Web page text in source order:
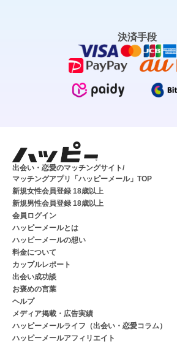
決済手段
出会い・恋愛のマッチングサイト/
マッチングアプリ「ハッピーメール」TOP
新規女性会員登録 18歳以上
新規男性会員登録 18歳以上
会員ログイン
ハッピーメールとは
ハッピーメールの想い
料金について
カップルレポート
出会い成功談
お褒めの言葉
ヘルプ
メディア掲載・広告実績
ハッピーメールライフ（出会い・恋愛コラム）
ハッピーメールアフィリエイト